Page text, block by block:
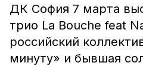
ДК София 7 марта
трио La Bouche feat
российский
минуту» и бывшая